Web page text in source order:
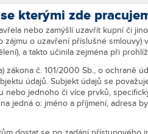
kterými zde
nebo zamýšlí uzavřít kupní či
zájmu o uzavření příslušné
a takto učinila zejména při
zákona č. 101/2000 Sb., o ochraně
údajů. Subjekt údajů se
nebo jednoho či více prvků,
jedná o: jméno a příjmení, adresa